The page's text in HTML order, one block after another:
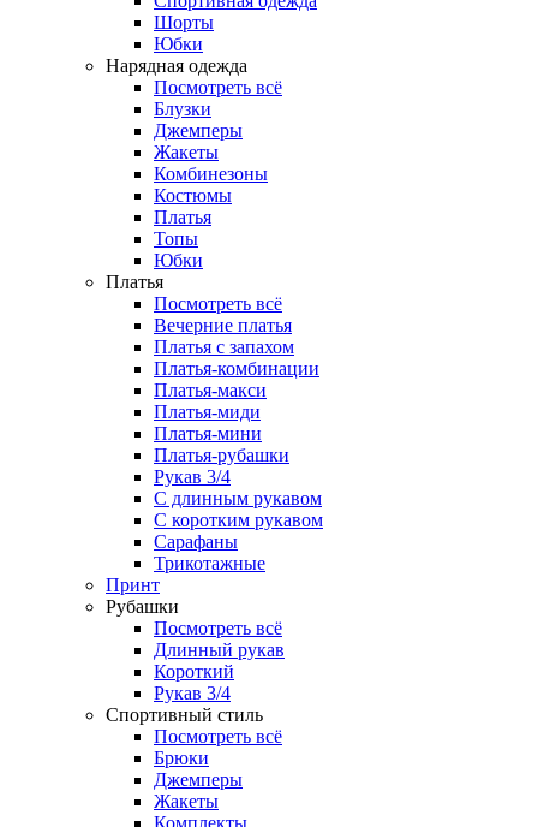
Шорты
Юбки
Нарядная одежда
Посмотреть всё
Блузки
Джемперы
Жакеты
Комбинезоны
Костюмы
Платья
Топы
Юбки
Платья
Посмотреть всё
Вечерние платья
Платья с запахом
Платья-комбинации
Платья-макси
Платья-миди
Платья-мини
Платья-рубашки
Рукав 3/4
С длинным рукавом
С коротким рукавом
Сарафаны
Трикотажные
Принт
Рубашки
Посмотреть всё
Длинный рукав
Короткий
Рукав 3/4
Спортивный стиль
Посмотреть всё
Брюки
Джемперы
Жакеты
Комплекты